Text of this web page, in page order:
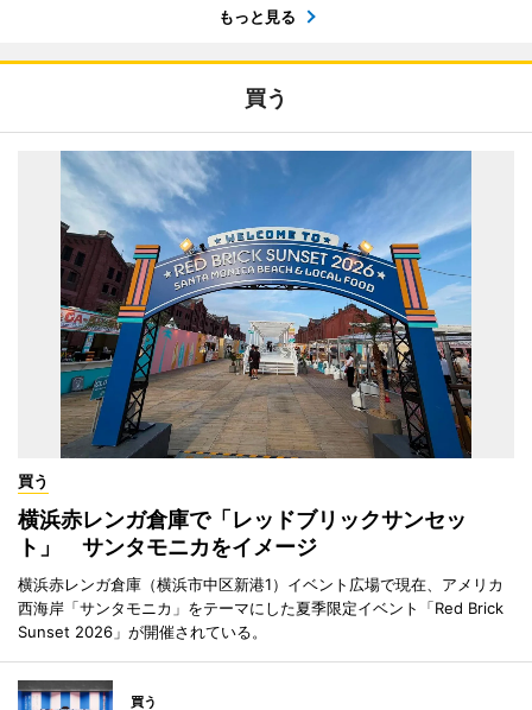
もっと見る
買う
買う
横浜赤レンガ倉庫で「レッドブリックサンセッ
ト」 サンタモニカをイメージ
横浜赤レンガ倉庫（横浜市中区新港1）イベント広場で現在、アメリカ
西海岸「サンタモニカ」をテーマにした夏季限定イベント「Red Brick
Sunset 2026」が開催されている。
買う